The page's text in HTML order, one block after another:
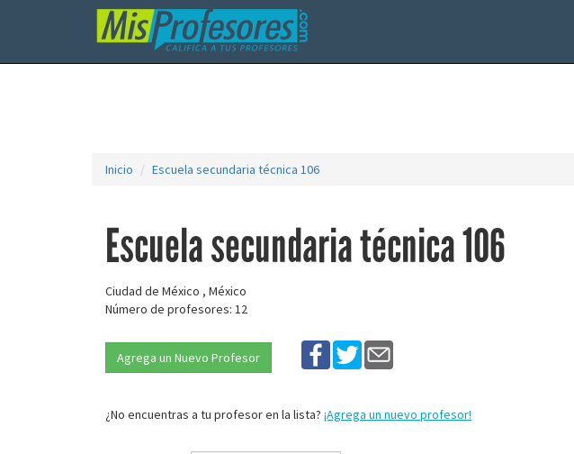
Inicio Escuela secundaria técnica 106
Escuela secundaria técnica 106
Ciudad de México , México
Número de profesores: 12
Agrega un Nuevo Profesor
¿No encuentras a tu profesor en la lista? ¡Agrega un nuevo profesor!